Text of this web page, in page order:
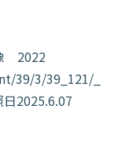
2022
39/3/39_121/_
2025.6.07